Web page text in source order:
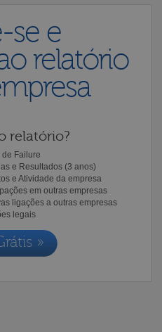
se e
relatório
relatório?
de Failure
e Resultados (3 anos)
e Atividade da empresa
em outras empresas
ligações a outras empresas
legais
»